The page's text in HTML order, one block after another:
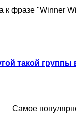
к фразе
такой
Самое